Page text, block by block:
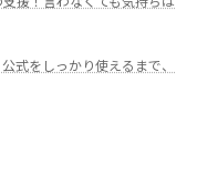
式をしっかり使えるまで、